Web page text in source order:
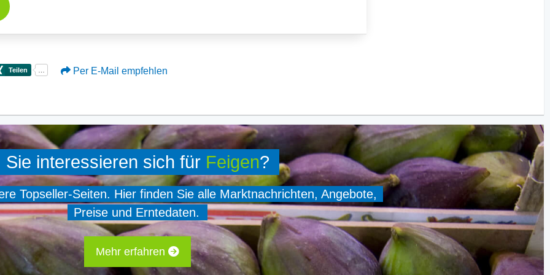
Per E-Mail empfehlen
Sie interessieren sich für Feigen?
Topseller-Seiten. Hier finden Sie alle Marktnachrichten, Angebote,
Preise und Erntedaten.
Mehr erfahren